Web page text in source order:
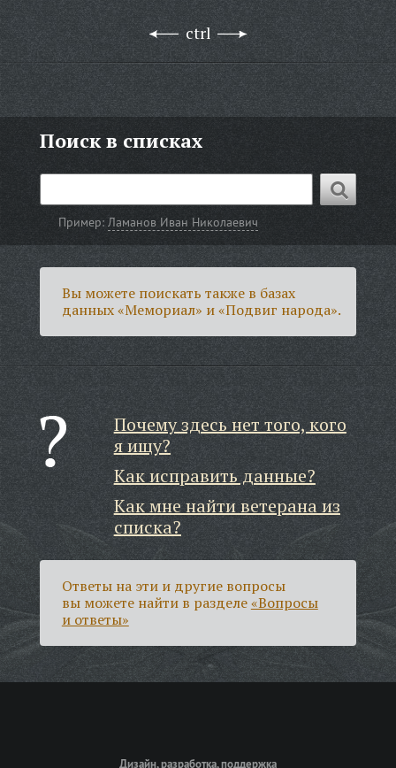
ctrl
Поиск в списках
Пример:Ламанов Иван Николаевич
Вы можете поискать также в базах
данных «Мемориал» и «Подвиг народа».
Почему здесь нет того, кого
я ищу?
Как исправить данные?
Как мне найти ветерана из
списка?
Ответы на эти и другие вопросы
вы можете найти в разделе«Вопросы
и ответы»
Дизайн, разработка, поддержка